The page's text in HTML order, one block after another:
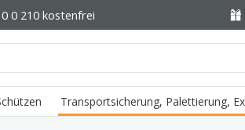
0 210 kostenfrei
Transportsicherung, Palettierung,